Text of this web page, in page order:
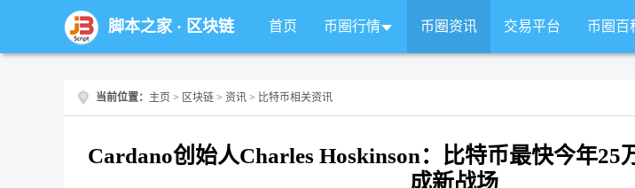
脚本之家· 区块链 首页 币圈行情 币圈资讯 交易平台 币圈百
当前位置： 主页 > 区块链 > 资讯 > 比特币相关资讯
Cardano创始人Charles Hoskinson：比特币最快今年25
成新战场